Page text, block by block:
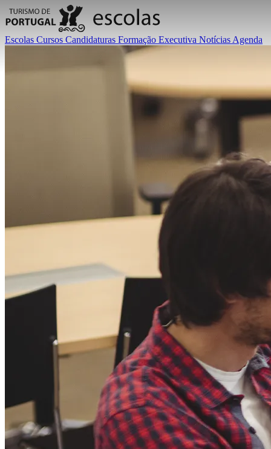
Escolas Cursos Candidaturas Formação Executiva Notícias Agenda